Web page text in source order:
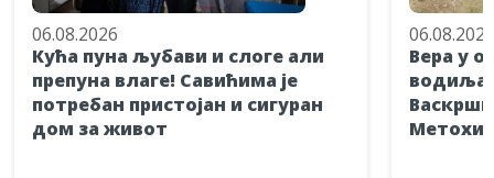
06.08.2026
Кућа пуна љубави и слоге али
препуна влаге! Савићима је
потребан пристојан и сигуран
дом за живот
06.08.2026
Вера у
водиља!